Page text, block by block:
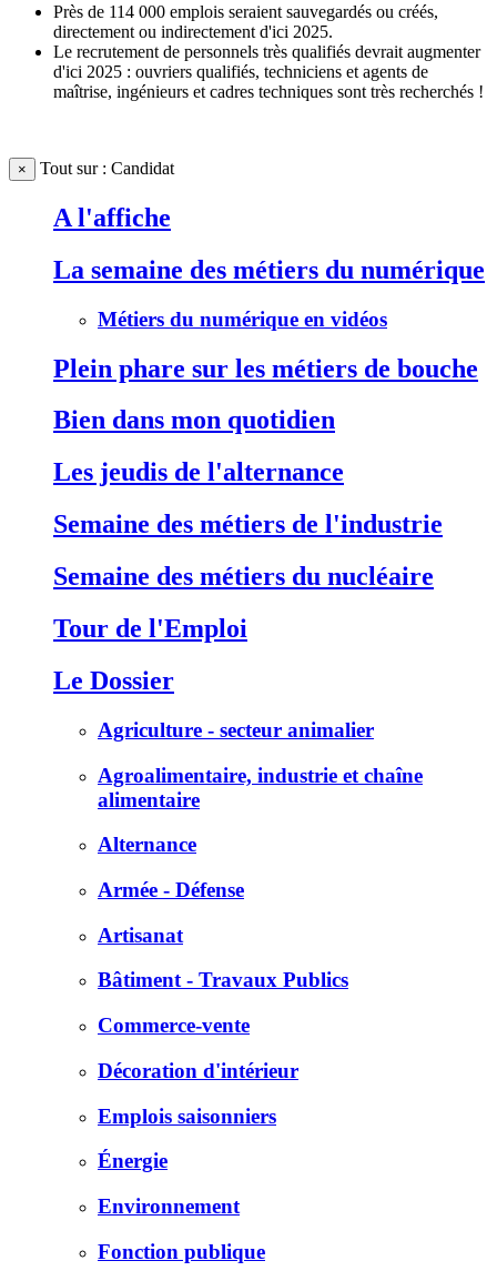
Près de 114 000 emplois seraient sauvegardés ou créés,
directement ou indirectement d'ici 2025.
Le recrutement de personnels très qualifiés devrait augmenter
d'ici 2025 : ouvriers qualifiés, techniciens et agents de
maîtrise, ingénieurs et cadres techniques sont très recherchés !
× Tout sur : Candidat
A l'affiche
La semaine des métiers du numérique
Métiers du numérique en vidéos
Plein phare sur les métiers de bouche
Bien dans mon quotidien
Les jeudis de l'alternance
Semaine des métiers de l'industrie
Semaine des métiers du nucléaire
Tour de l'Emploi
Le Dossier
Agriculture - secteur animalier
Agroalimentaire, industrie et chaîne
alimentaire
Alternance
Armée - Défense
Artisanat
Bâtiment - Travaux Publics
Commerce-vente
Décoration d'intérieur
Emplois saisonniers
Énergie
Environnement
Fonction publique